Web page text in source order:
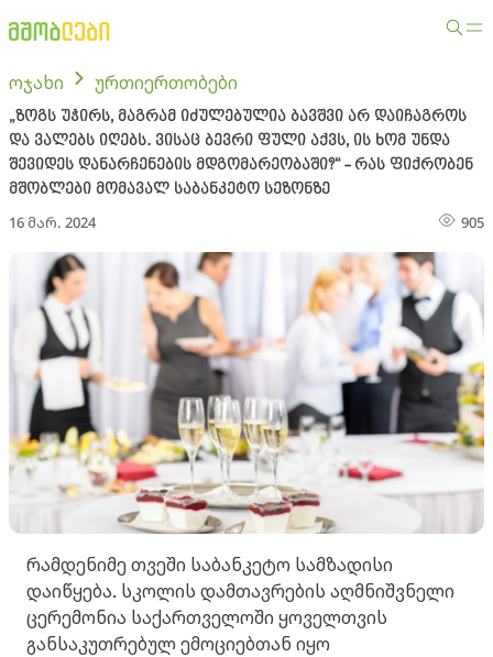
ოჯახი ურთიერთობები
„ზოგს უჭირს, მაგრამ იძულებულია ბავშვი არ დაიჩაგროს
და ვალებს იღებს. ვისაც ბევრი ფული აქვს, ის ხომ უნდა
შევიდეს დანარჩენების მდგომარეობაში?“ - რას ფიქრობენ
მშობლები მომავალ საბანკეტო სეზონზე
16 მარ. 2024 905
რამდენიმე თვეში საბანკეტო სამზადისი
დაიწყება. სკოლის დამთავრების აღმნიშვნელი
ცერემონია საქართველოში ყოველთვის
განსაკუთრებულ ემოციებთან იყო